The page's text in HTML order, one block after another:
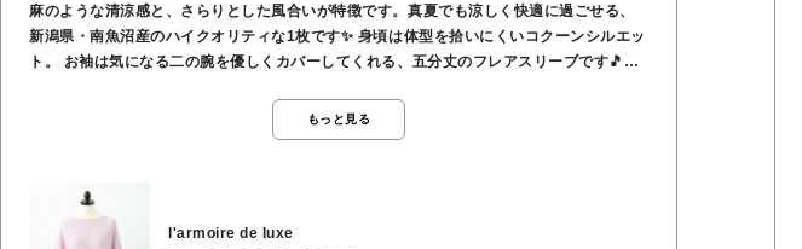
麻のような清涼感と、さらりとした風合いが特徴です。​真夏でも涼しく快適に過ごせる、
新潟県・南魚沼産のハイクオリティな1枚です✨️ 身頃は体型を拾いにくいコクーンシルエッ
ト。 お袖は気になる二の腕を優しくカバーしてくれる、五分丈のフレアスリーブです🎵​継
のボトムスとも幅広くコーディネートしていただけます☺️ ご自宅でのお洗濯もOKです。​素
材／分類外繊維（和紙）62％、ポリエステル38％
もっと見る
l'armoire de luxe